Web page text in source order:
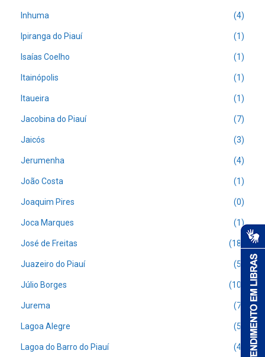
Inhuma (4)
Ipiranga do Piauí (1)
Isaías Coelho (1)
Itainópolis (1)
Itaueira (1)
Jacobina do Piauí (7)
Jaicós (3)
Jerumenha (4)
João Costa (1)
Joaquim Pires (0)
Joca Marques (1)
José de Freitas (18)
Juazeiro do Piauí (5)
Júlio Borges (10)
Jurema (7)
Lagoa Alegre (5)
Lagoa do Barro do Piauí (4)